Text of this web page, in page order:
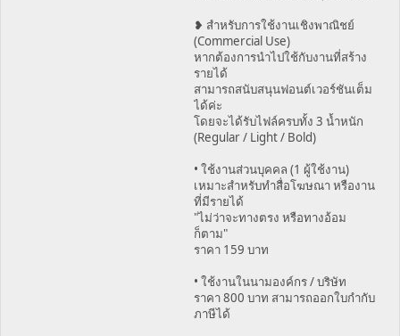
❥ สำหรับการใช้งานเชิงพาณิชย์
(Commercial Use)
หากต้องการนำไปใช้กับงานที่สร้าง
รายได้
สามารถสนับสนุนฟอนต์เวอร์ชันเต็ม
ได้ค่ะ
โดยจะได้รับไฟล์ครบทั้ง 3 น้ำหนัก
(Regular / Light / Bold)
• ใช้งานส่วนบุคคล (1 ผู้ใช้งาน)
เหมาะสำหรับทำสื่อโฆษณา หรืองาน
ที่มีรายได้
"ไม่ว่าจะทางตรง หรือทางอ้อม
ก็ตาม"
ราคา 159 บาท
• ใช้งานในนามองค์กร / บริษัท
ราคา 800 บาท สามารถออกใบกำกับ
ภาษีได้